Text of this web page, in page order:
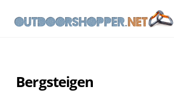
content
Bergsteigen